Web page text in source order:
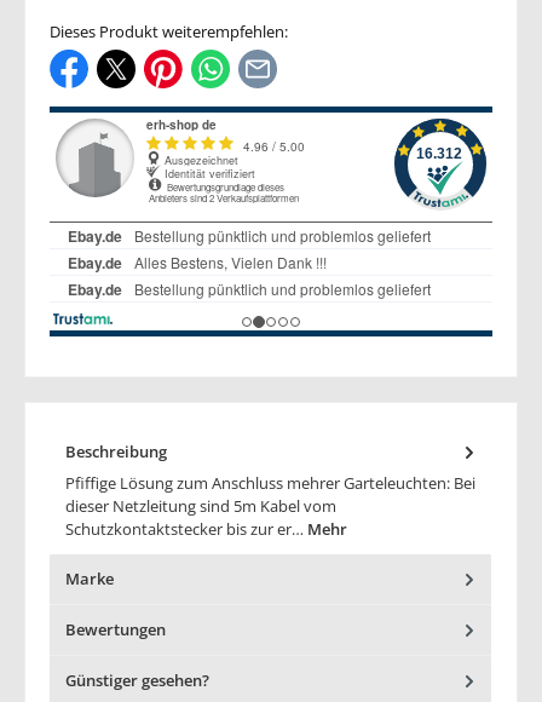
Dieses Produkt weiterempfehlen:
Beschreibung
Pfiffige Lösung zum Anschluss mehrer Garteleuchten: Bei
dieser Netzleitung sind 5m Kabel vom
Schutzkontaktstecker bis zur er… Mehr
Marke
Bewertungen
Günstiger gesehen?